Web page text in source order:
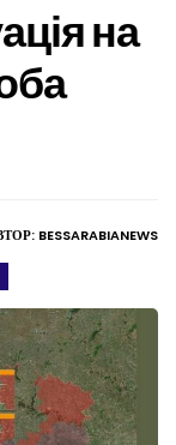
на
BESSARABIANEWS